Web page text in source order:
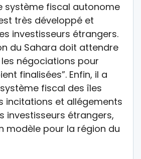
système fiscal autonome
très développé et
investisseurs étrangers.
du Sahara doit attendre
les négociations pour
finalisées”. Enfin, il a
fiscal des îles
incitations et allégements
investisseurs étrangers,
modèle pour la région du